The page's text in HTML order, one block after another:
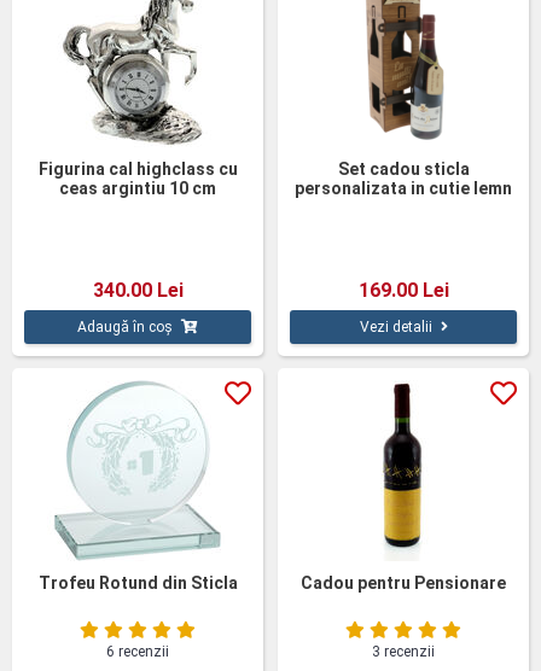
Figurina cal highclass cu
ceas argintiu 10 cm
340.00 Lei
Adaugă în coș
Set cadou sticla
personalizata in cutie lemn
169.00 Lei
Vezi detalii
Trofeu Rotund din Sticla
6 recenzii
Cadou pentru Pensionare
3 recenzii